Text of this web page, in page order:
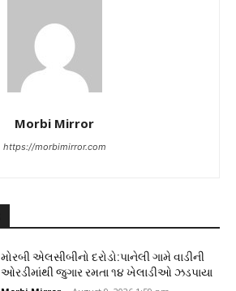
Morbi Mirror
https://morbimirror.com
મોરબી એલસીબીનો દરોડો:પાનેલી ગામે વાડીની
ઓરડીમાંથી જુગાર રમતા ૧૪ ખેલાડીઓ ઝડપાયા